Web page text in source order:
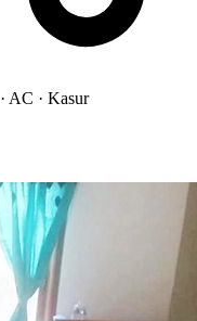
· AC · Kasur